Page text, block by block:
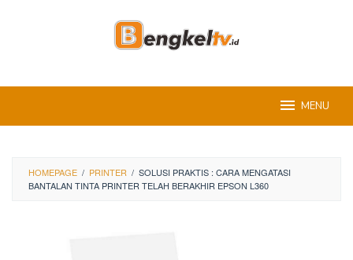
MENU
HOMEPAGE / PRINTER / SOLUSI PRAKTIS : CARA MENGATASI
BANTALAN TINTA PRINTER TELAH BERAKHIR EPSON L360